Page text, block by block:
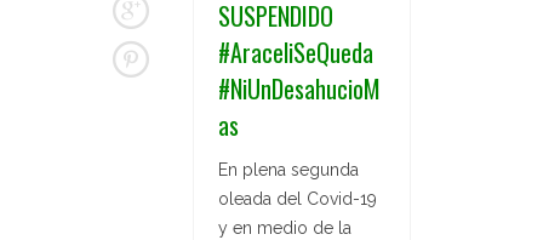
SUSPENDIDO
#AraceliSeQueda
#NiUnDesahucioM
as
En plena segunda
oleada del Covid-19
y en medio de la